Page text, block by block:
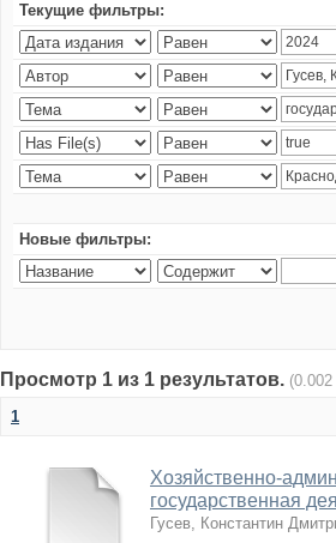
Текущие фильтры:
Новые фильтры:
Просмотр 1 из 1 результатов.
1
Хозяйственно-
государственная
Гусев, Константин